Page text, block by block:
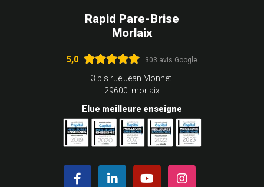
Rapid Pare-Brise
Morlaix
5,0 303 avis Google
3 bis rue Jean Monnet
29600 morlaix
Elue meilleure enseigne